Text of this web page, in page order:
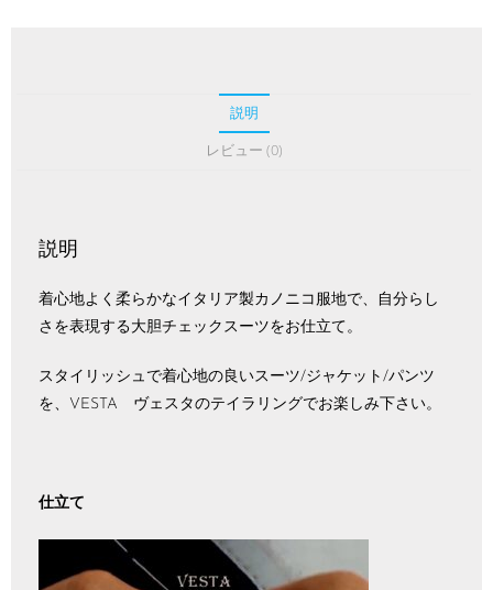
説明
レビュー (0)
説明
着心地よく柔らかなイタリア製カノニコ服地で、自分らし
さを表現する大胆チェックスーツをお仕立て。
スタイリッシュで着心地の良いスーツ/ジャケット/パンツ
を、VESTA ヴェスタのテイラリングでお楽しみ下さい。
仕立て